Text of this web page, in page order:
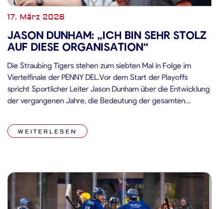
17. März 2026
JASON DUNHAM: „ICH BIN SEHR STOLZ
AUF DIESE ORGANISATION“
Die Straubing Tigers stehen zum siebten Mal in Folge im
Viertelfinale der PENNY DEL.Vor dem Start der Playoffs
spricht Sportlicher Leiter Jason Dunham über die Entwicklung
der vergangenen Jahre, die Bedeutung der gesamten
Phase der Saison. Die erneute Playoff-Qualifikation ist für
Jason Dunham kein Zufall, sondern das […]
WEITERLESEN